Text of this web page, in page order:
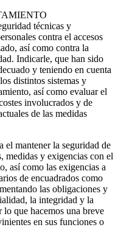
técnicas y
contra el accesos
así como contra la
Indicarle, que han sido
y teniendo en cuenta
distintos sistemas y
así como evaluar el
involucrados y de
de las medidas
el mantener la seguridad de
medidas y exigencias con el
así como las exigencias a
de encuadrados como
las obligaciones y
la integridad y la
que hacemos una breve
en sus funciones o